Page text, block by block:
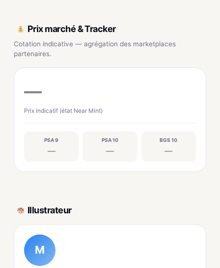
Prix marché & Tracker
Cotation indicative — agrégation des marketplaces
partenaires.
—
Prix indicatif (état Near Mint)
PSA 9
—
PSA 10
—
BGS 10
—
Illustrateur
M